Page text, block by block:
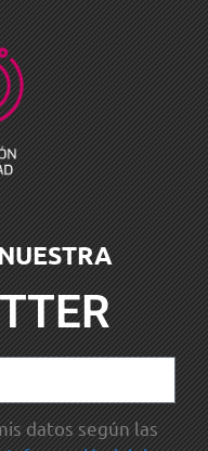
datos según las